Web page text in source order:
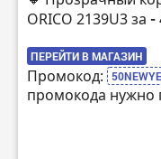
ORICO 2139U3 за -
ПЕРЕЙТИ В МАГАЗИН
Промокод:
промокода нужно